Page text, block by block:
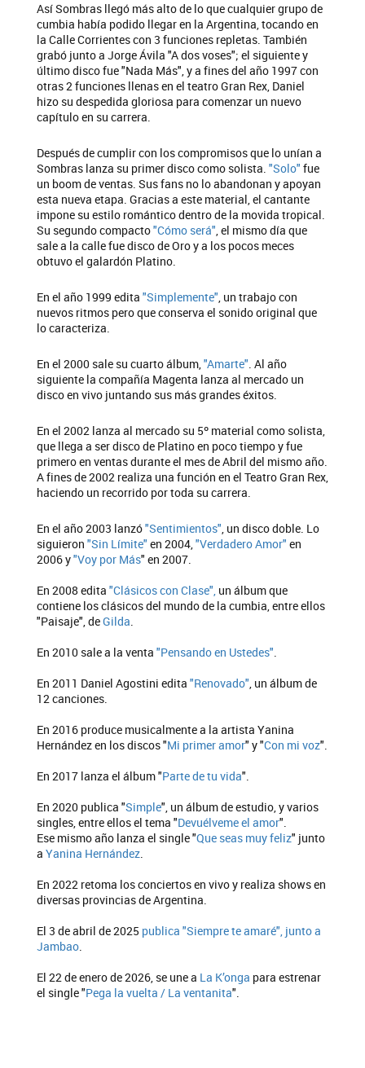
Así Sombras llegó más alto de lo que cualquier grupo de
cumbia había podido llegar en la Argentina, tocando en
la Calle Corrientes con 3 funciones repletas. También
grabó junto a Jorge Ávila "A dos voses"; el siguiente y
último disco fue "Nada Más", y a fines del año 1997 con
otras 2 funciones llenas en el teatro Gran Rex, Daniel
hizo su despedida gloriosa para comenzar un nuevo
capítulo en su carrera.
Después de cumplir con los compromisos que lo unían a
Sombras lanza su primer disco como solista. "Solo" fue
un boom de ventas. Sus fans no lo abandonan y apoyan
esta nueva etapa. Gracias a este material, el cantante
impone su estilo romántico dentro de la movida tropical.
Su segundo compacto"Cómo será", el mismo día que
sale a la calle fue disco de Oro y a los pocos meces
obtuvo el galardón Platino.
En el año 1999 edita "Simplemente", un trabajo con
nuevos ritmos pero que conserva el sonido original que
lo caracteriza.
En el 2000 sale su cuarto álbum,"Amarte". Al año
siguiente la compañía Magenta lanza al mercado un
disco en vivo juntando sus más grandes éxitos.
En el 2002 lanza al mercado su 5º material como solista,
que llega a ser disco de Platino en poco tiempo y fue
primero en ventas durante el mes de Abril del mismo año.
A fines de 2002 realiza una función en el Teatro Gran Rex,
haciendo un recorrido por toda su carrera.
En el año 2003 lanzó"Sentimientos", un disco doble. Lo
siguieron "Sin Límite" en 2004,"Verdadero Amor" en
2006 y"Voy por Más" en 2007.
En 2008 edita "Clásicos con Clase", un álbum que
contiene los clásicos del mundo de la cumbia, entre ellos
"Paisaje", deGilda.
En 2010 sale a la venta "Pensando en Ustedes".
En 2011 Daniel Agostini edita "Renovado", un álbum de
12 canciones.
En 2016 produce musicalmente a la artista Yanina
Hernández en los discos "Mi primer amor" y "Con mi voz".
En 2017 lanza el álbum "Parte de tu vida".
En 2020 publica "Simple", un álbum de estudio, y varios
singles, entre ellos el tema "Devuélveme el amor".
Ese mismo año lanza el single "Que seas muy feliz" junto
a Yanina Hernández.
En 2022 retoma los conciertos en vivo y realiza shows en
diversas provincias de Argentina.
El 3 de abril de 2025 publica "Siempre te amaré", junto a
Jambao.
El 22 de enero de 2026, se une a La K’onga para estrenar
el single "Pega la vuelta / La ventanita".